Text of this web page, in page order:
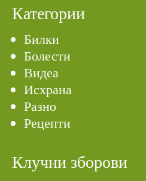
Категории
Билки
Болести
Видеа
Исхрана
Разно
Рецепти
Клучни зборови